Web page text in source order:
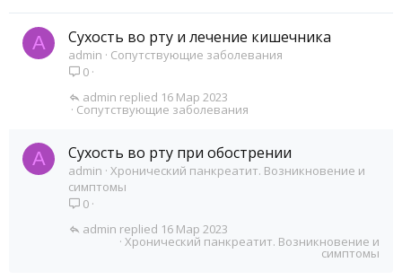
A Сухость во рту и лечение кишечника
admin
Сопутствующие заболевания
0
Сопутствующие заболевания
16 Мар 2023
admin
A Сухость во рту при обострении
admin Хронический панкреатит. Возникновение и
симптомы
0
Хронический панкреатит. Возникновение и
симптомы
16 Мар 2023
admin